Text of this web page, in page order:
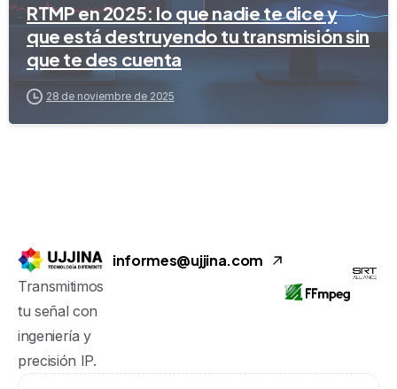
RTMP en 2025: lo que nadie te dice y
que está destruyendo tu transmisión sin
que te des cuenta
28 de noviembre de 2025
Transmitimos
tu señal con
ingeniería y
precisión IP.
informes@ujjina.com